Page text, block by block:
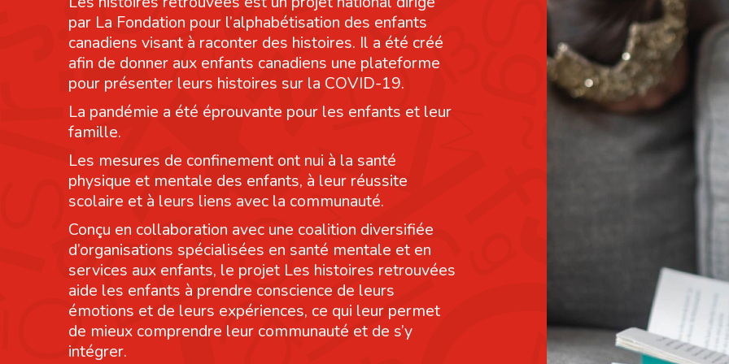
par La Fondation pour l’alphabétisation des enfants
canadiens visant à raconter des histoires. Il a été créé
afin de donner aux enfants canadiens une plateforme
pour présenter leurs histoires sur la COVID-19.
La pandémie a été éprouvante pour les enfants et leur
famille.
Les mesures de confinement ont nui à la santé
physique et mentale des enfants, à leur réussite
scolaire et à leurs liens avec la communauté.
Conçu en collaboration avec une coalition diversifiée
d’organisations spécialisées en santé mentale et en
services aux enfants, le projet Les histoires retrouvées
aide les enfants à prendre conscience de leurs
émotions et de leurs expériences, ce qui leur permet
de mieux comprendre leur communauté et de s’y
intégrer.